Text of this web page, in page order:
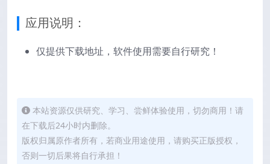
应用说明：
仅提供下载地址，软件使用需要自行研究！
本站资源仅供研究、学习、尝鲜体验使用，切勿商用！请
在下载后24小时内删除。
版权归属原作者所有，若商业用途使用，请购买正版授权，
否则一切后果将自行承担！